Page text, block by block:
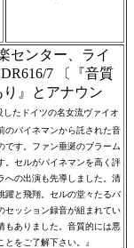
センター、ライ
7 〔『音質
』とアナウン
したドイツの名女流ヴァイオ
のパイネマンから託された音
です。ファン垂涎のブラーム
。セルがパイネマンを高く評
への出演も先導しました。清
躍と飛翔。セルの堂々たるバ
セッション録音が組まれてい
もありました。音質的には悪
をご了解下さい。』